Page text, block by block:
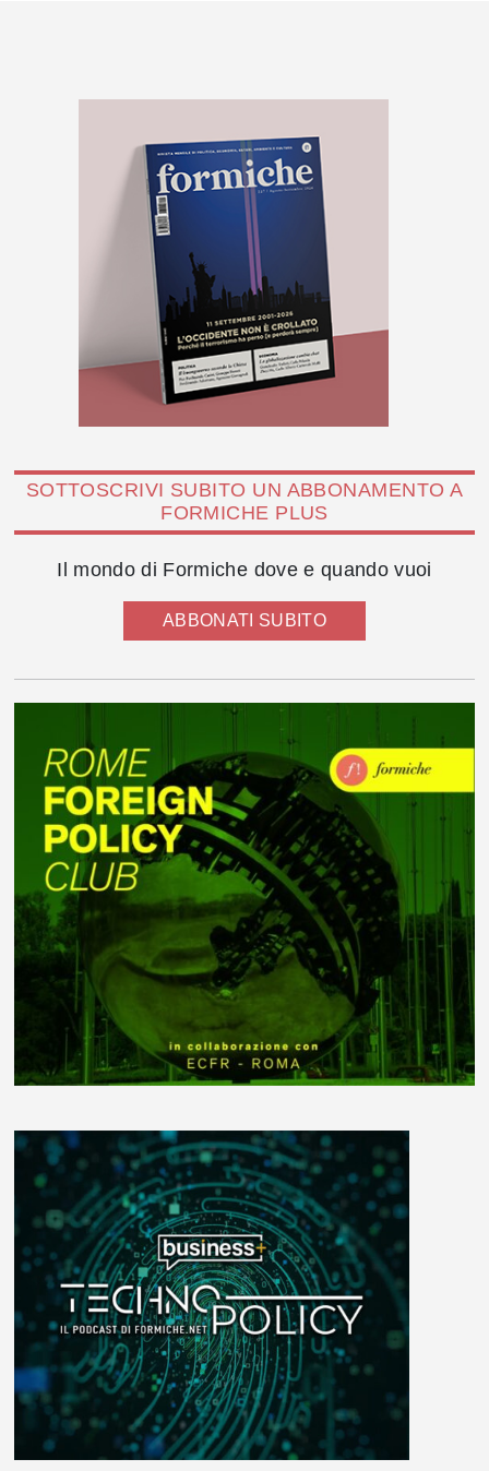
SOTTOSCRIVI SUBITO UN ABBONAMENTO A
FORMICHE PLUS
Il mondo di Formiche dove e quando vuoi
ABBONATI SUBITO